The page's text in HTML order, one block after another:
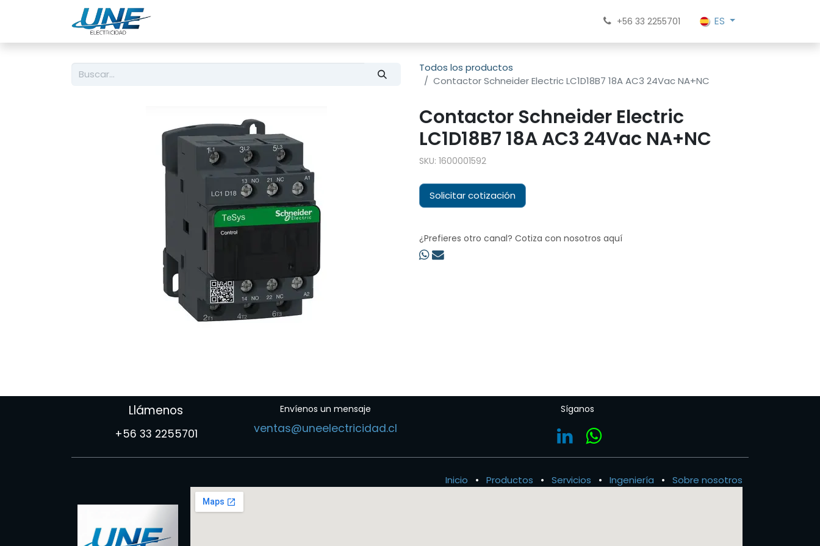
+56 33 2255701 ES
Todos los productos
Contactor Schneider Electric LC1D18B7 18A AC3 24Vac NA+NC
Contactor Schneider Electric
LC1D18B7 18A AC3 24Vac NA+NC
SKU: 1600001592
Solicitar cotización
¿Prefieres otro canal? Cotiza con nosotros aquí
Llámenos
+56 33 2255701
Envíenos un mensaje
ventas@uneelectricidad.cl
Síganos
Inicio • Productos • Servicios • Ingeniería • Sobre nosotros